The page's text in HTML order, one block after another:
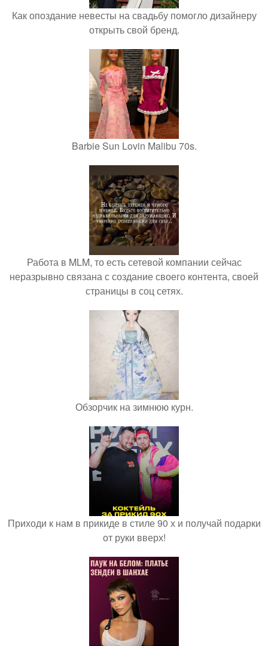
Как опоздание невесты на свадьбу помогло дизайнеру
открыть свой бренд.
Barbie Sun Lovin Malibu 70s.
Работа в MLM, то есть сетевой компании сейчас
неразрывно связана с создание своего контента, своей
страницы в соц сетях.
Обзорчик на зимнюю курн.
Приходи к нам в прикиде в стиле 90 х и получай подарки
от руки вверх!